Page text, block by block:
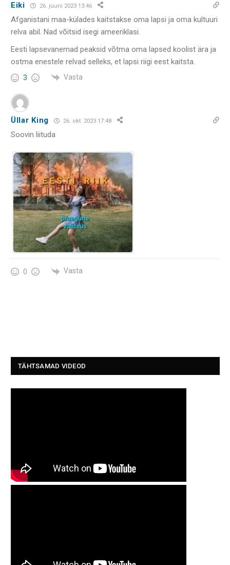
Eiki 26. juuni 2023 13:46
Afganistani maa-külades kaitstakse oma lapsi ja oma kultuuri
relva abil. Nad võitsid isegi ameeriklasi.
Eesti lapsevanemad peaksid võtma oma lapsed koolist ära ja
ostma enestele relvad selleks, et lapsi riigi eest kaitsta.
3 Vasta
Üllar King 26. okt. 2023 17:48
Soovin liituda
0 Vasta
TÄHTSAMAD VIDEOD